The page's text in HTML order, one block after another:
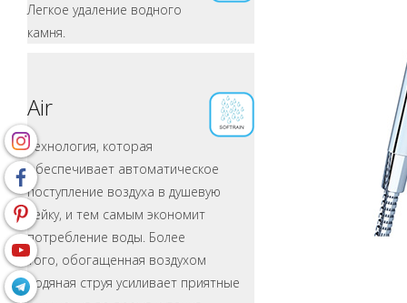
Легкое удаление водного
камня.
Air
Технология, которая
обеспечивает автоматическое
поступление воздуха в душевую
лейку, и тем самым экономит
потребление воды. Более
того, обогащенная воздухом
водяная струя усиливает приятные